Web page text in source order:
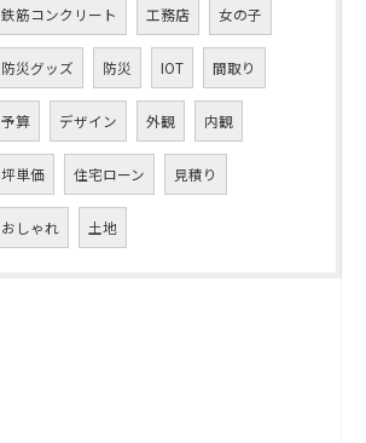
鉄筋コンクリート 工務店 女の子
防災グッズ 防災 IOT 間取り
予算 デザイン 外観 内観
坪単価 住宅ローン 見積り
おしゃれ 土地